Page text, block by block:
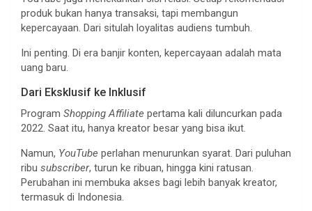
produk bukan hanya transaksi, tapi membangun
kepercayaan. Dari situlah loyalitas audiens tumbuh.
Ini penting. Di era banjir konten, kepercayaan adalah mata
uang baru.
Dari Eksklusif ke Inklusif
Program Shopping Affiliate pertama kali diluncurkan pada
2022. Saat itu, hanya kreator besar yang bisa ikut.
Namun, YouTube perlahan menurunkan syarat. Dari puluhan
ribu subscriber, turun ke ribuan, hingga kini ratusan.
Perubahan ini membuka akses bagi lebih banyak kreator,
termasuk di Indonesia.